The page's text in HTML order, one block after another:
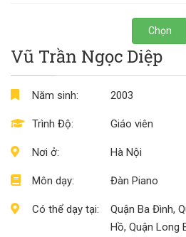
Chọn
Vũ Trần Ngọc Diệp
Năm sinh:
Trình Độ:
Nơi ở:
Môn dạy:
Có thể dạy tại:
2003
Giáo viên
Hà Nội
Đàn Piano
Quận Ba Đình,
Hồ, Quận Long